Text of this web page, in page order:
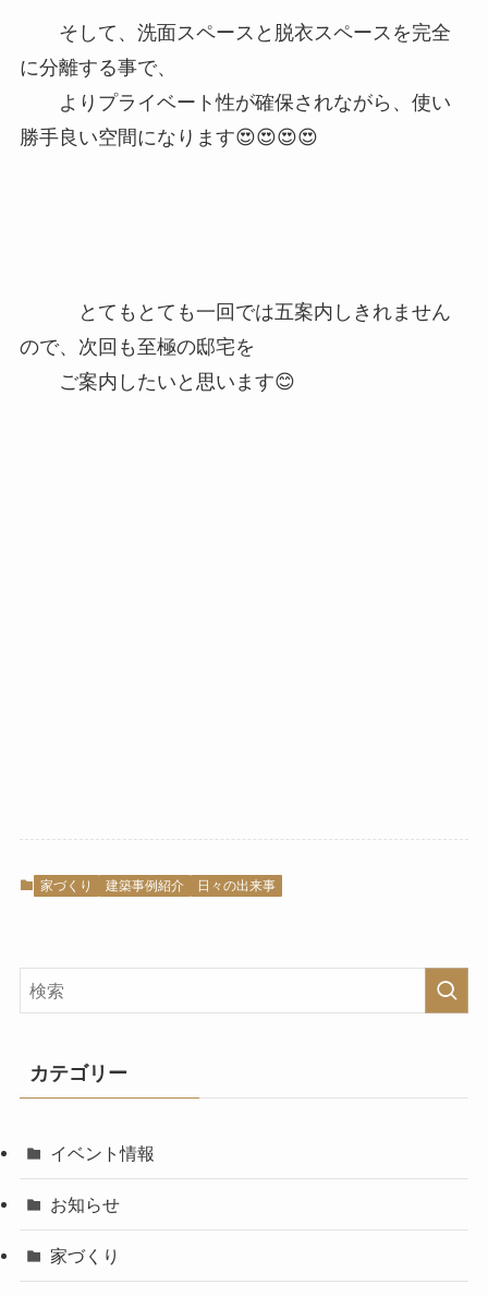
そして、洗面スペースと脱衣スペースを完全
に分離する事で、
よりプライベート性が確保されながら、使い
勝手良い空間になります😍😍😍😍
とてもとても一回では五案内しきれません
ので、次回も至極の邸宅を
ご案内したいと思います😊
家づくり 建築事例紹介 日々の出来事
カテゴリー
イベント情報
お知らせ
家づくり